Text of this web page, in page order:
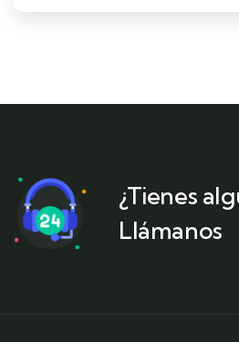
¿Tienes
Llámanos